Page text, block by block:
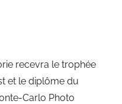
recevra le trophée
et le diplôme du
Carlo Photo